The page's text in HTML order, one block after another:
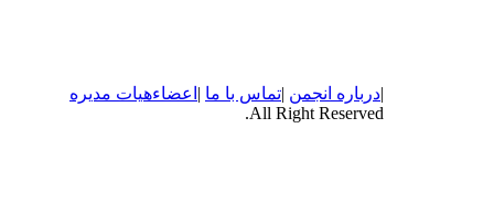
دربارهانجمن|تماس با ما|اعضاءهیات مدیره
All Right Reserved.